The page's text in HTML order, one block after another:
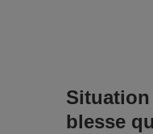
Situation
blesse